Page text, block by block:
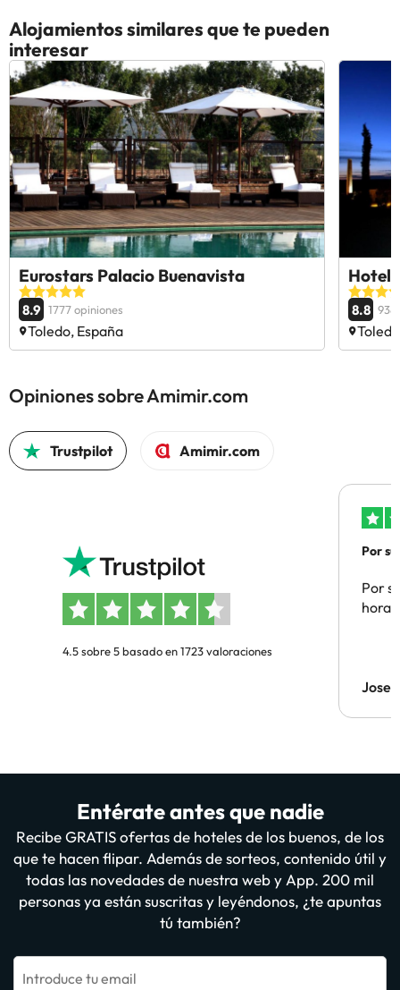
Alojamientos similares que te pueden
interesar
Eurostars Palacio Buenavista
8.9 1777 opiniones
Toledo, España
Hotel
8.8 938
Opiniones sobre Amimir.com
Trustpilot Amimir.com
4.5 sobre 5 basado en 1723 valoraciones
Por
Por
hora
Jose
Entérate antes que nadie
Recibe GRATIS ofertas de hoteles de los buenos, de los
que te hacen flipar. Además de sorteos, contenido útil y
todas las novedades de nuestra web y App. 200 mil
personas ya están suscritas y leyéndonos, ¿te apuntas
tú también?
Introduce tu email